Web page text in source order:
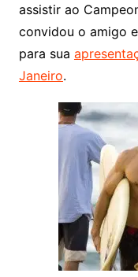
assistir ao
convidou o amigo
para sua
Janeiro.